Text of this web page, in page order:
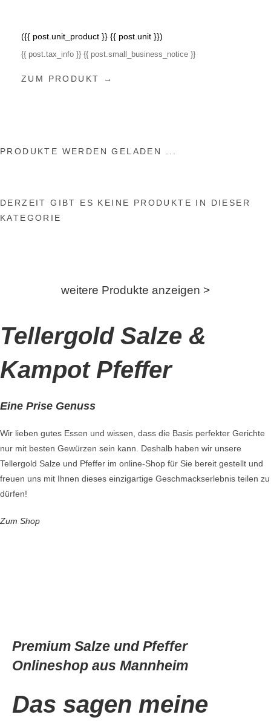
({{ post.unit_product }} {{ post.unit }})
{{ post.tax_info }} {{ post.small_business_notice }}
ZUM PRODUKT →
PRODUKTE WERDEN GELADEN ...
DERZEIT GIBT ES KEINE PRODUKTE IN DIESER
KATEGORIE
weitere Produkte anzeigen >
Tellergold Salze &
Kampot Pfeffer
Eine Prise Genuss
Wir lieben gutes Essen und wissen, dass die Basis perfekter Gerichte
nur mit besten Gewürzen sein kann. Deshalb haben wir unsere
Tellergold Salze und Pfeffer im online-Shop für Sie bereit gestellt und
freuen uns mit Ihnen dieses einzigartige Geschmackserlebnis teilen zu
dürfen!
Zum Shop
Premium Salze und Pfeffer
Onlineshop aus Mannheim
Das sagen meine